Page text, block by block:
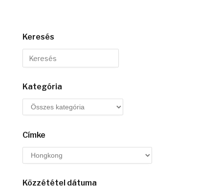
Keresés
Kategória
Címke
Közzététel dátuma